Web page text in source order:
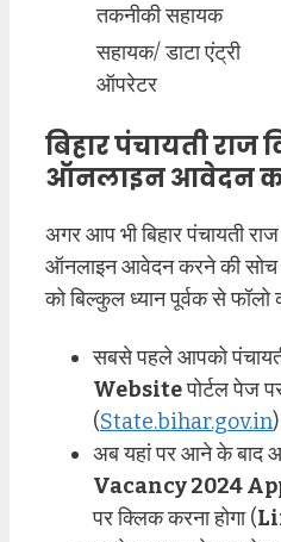
तकनीकी सहायक
सहायक/ डाटा एंट्री
ऑपरेटर
बिहार पंचायती राज
ऑनलाइन आवेदन
अगर आप भी बिहार पंचायती
ऑनलाइन आवेदन करने की सोच
को बिल्कुल ध्यान पूर्वक से
सबसे पहले आपको
Websiteपोर्टल पेज
(State.bihar.gov.in)
अब यहां पर आने के बाद
Vacancy 2024
पर क्लिक करना होगा (